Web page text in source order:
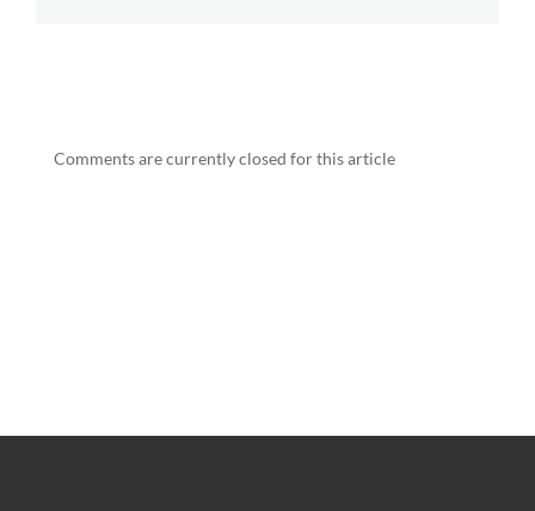
Comments are currently closed for this article